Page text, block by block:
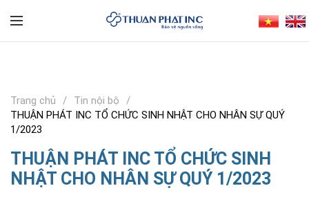
Trang chủ
Tin nội bộ
THUẬN PHÁT INC TỔ CHỨC SINH NHẬT CHO NHÂN SỰ QUÝ
1/2023
THUẬN PHÁT INC TỔ CHỨC SINH
NHẬT CHO NHÂN SỰ QUÝ 1/2023